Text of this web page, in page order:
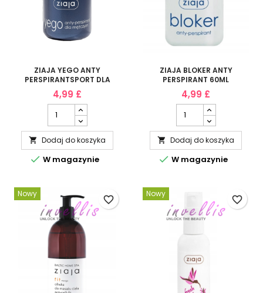
ZIAJA YEGO ANTY
PERSPIRANTSPORT DLA
MEZCZYZN 60ML
4,99 £
 Dodaj do koszyka
 W magazynie
ZIAJA BLOKER ANTY
PERSPIRANT 60ML
4,99 £
 Dodaj do koszyka
 W magazynie
Nowy
favorite_border
Nowy
favorite_border